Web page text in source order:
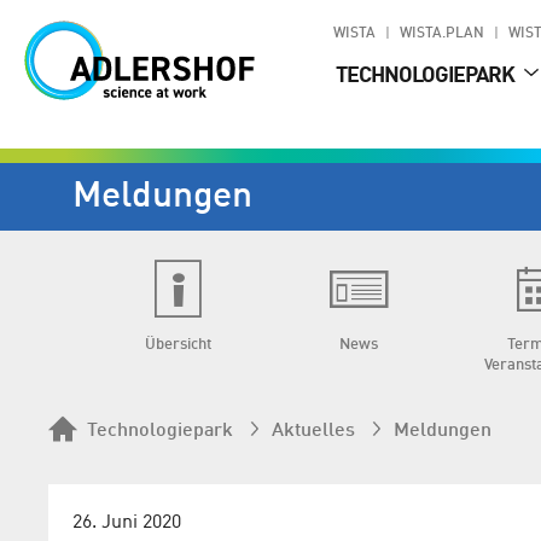
WISTA WISTA.PLAN
TECHNOLOGIEPARK
Meldungen
Übersicht News
Technologiepark Aktuelles Meldungen
26. Juni 2020